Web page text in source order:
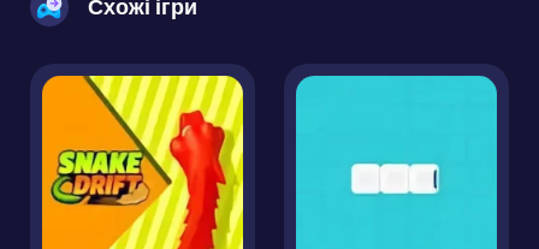
Схожі ігри